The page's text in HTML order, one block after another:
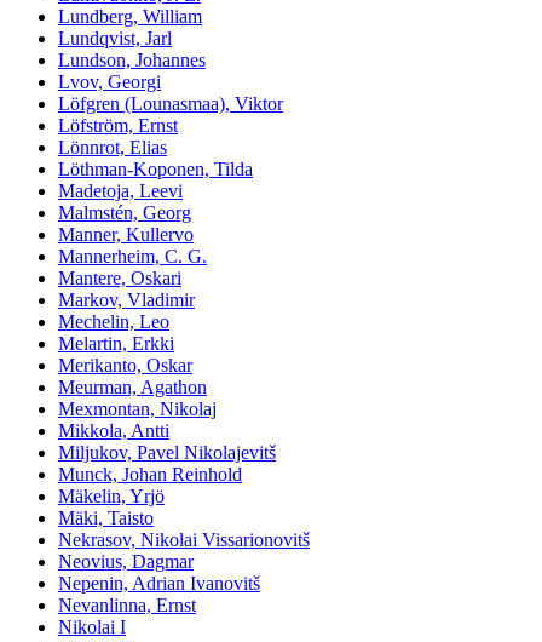
Lundberg, William
Lundqvist, Jarl
Lundson, Johannes
Lvov, Georgi
Löfgren (Lounasmaa), Viktor
Löfström, Ernst
Lönnrot, Elias
Löthman-Koponen, Tilda
Madetoja, Leevi
Malmstén, Georg
Manner, Kullervo
Mannerheim, C. G.
Mantere, Oskari
Markov, Vladimir
Mechelin, Leo
Melartin, Erkki
Merikanto, Oskar
Meurman, Agathon
Mexmontan, Nikolaj
Mikkola, Antti
Miljukov, Pavel Nikolajevitš
Munck, Johan Reinhold
Mäkelin, Yrjö
Mäki, Taisto
Nekrasov, Nikolai Vissarionovitš
Neovius, Dagmar
Nepenin, Adrian Ivanovitš
Nevanlinna, Ernst
Nikolai I